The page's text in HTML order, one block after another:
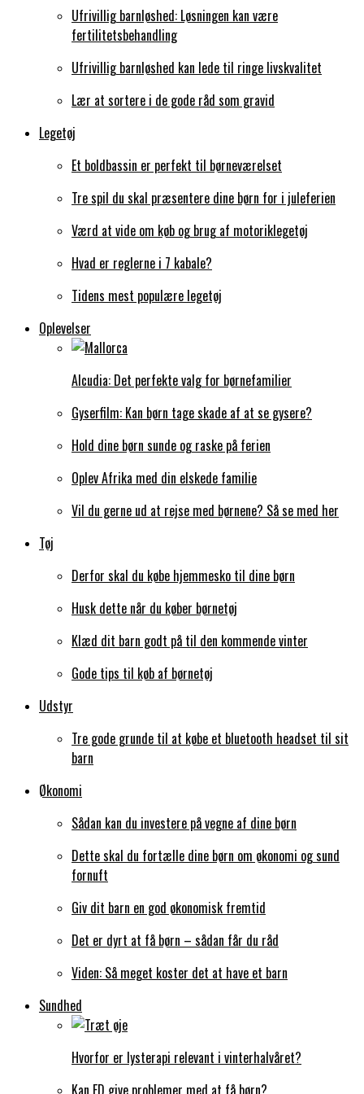
Ufrivillig barnløshed: Løsningen kan være
fertilitetsbehandling
Ufrivillig barnløshed kan lede til ringe livskvalitet
Lær at sortere i de gode råd som gravid
Legetøj
Et boldbassin er perfekt til børneværelset
Tre spil du skal præsentere dine børn for i juleferien
Værd at vide om køb og brug af motoriklegetøj
Hvad er reglerne i 7 kabale?
Tidens mest populære legetøj
Oplevelser
Alcudia: Det perfekte valg for børnefamilier
Gyserfilm: Kan børn tage skade af at se gysere?
Hold dine børn sunde og raske på ferien
Oplev Afrika med din elskede familie
Vil du gerne ud at rejse med børnene? Så se med her
Tøj
Derfor skal du købe hjemmesko til dine børn
Husk dette når du køber børnetøj
Klæd dit barn godt på til den kommende vinter
Gode tips til køb af børnetøj
Udstyr
Tre gode grunde til at købe et bluetooth headset til sit
barn
Økonomi
Sådan kan du investere på vegne af dine børn
Dette skal du fortælle dine børn om økonomi og sund
fornuft
Giv dit barn en god økonomisk fremtid
Det er dyrt at få børn – sådan får du råd
Viden: Så meget koster det at have et barn
Sundhed
Hvorfor er lysterapi relevant i vinterhalvåret?
Kan ED give problemer med at få børn?